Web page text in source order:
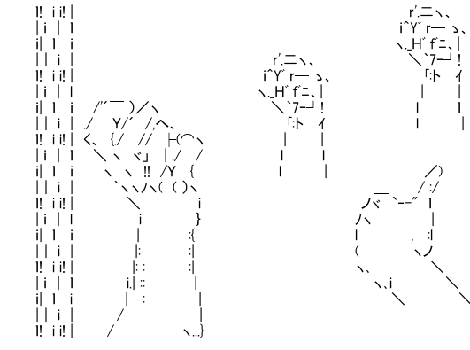
ｌ! i i! | r'.二ヽ
| ｉ | ｌ ｉ＾Yﾞ r─ ゝ
ｉ| ｌ ｉ ヽ._Ｈﾞ ｆﾞﾆ
|｜ i | r'.二ヽ、 ＼｀7ｰ
ｌ! i i! | ｉ＾Yﾞ r─ ゝ、
| ｉ | l ヽ._Ｈﾞ ｆﾞﾆ、
ｉ| ｌ ｉ /'´￣ ）／ヽ ＼｀7ｰ┘! l ｌ _,rｰ
|｜ i | ./ Ｙ/´ /,へ、 ｢:ト ｲ l | ,-く ヽ.＼
ｌ! i i! | く、 {./ // ├(⌒ヽ | | { -! l
| ｉ | ｌ ＼ ヽ ヾ」 | ./ / l l ヽ ﾞ
ｉ| ｌ ｉ ヽ ヽ !! /Ｙ { l | ／) ゝ
|｜ i | ｀ヽヽﾉヽ( ( ）ヽ ＿ /
ｌ! i i! | ＼ i ノヾ `‐-" ｌ
| ｉ | l i ｝ ﾉヽ |
ｉ| ｌ ｉ | :{ l , :l
|｜ i | |: :| ( ヽノ
ｌ! i i! | |: : :| ヽ､
| ｉ | ｌ i.| :: | ヽ､i
ｉ| ｌ i | : | ＼ ＼
|｜ i | / | ｉ|
ｌ! i i! | / ヽ